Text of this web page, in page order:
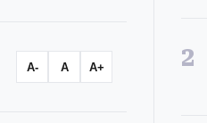
A- A A+ 2